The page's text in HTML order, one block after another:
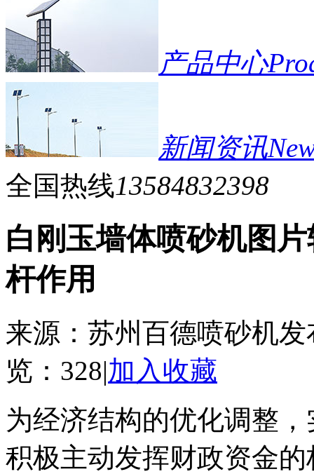
产品中心
新闻资讯
全国热线13584832398
白刚玉墙体喷砂机图
杆作用
来源：苏州百德喷砂机发
览： 328|加入收藏
为经济结构的优化调整
积极主动发挥财政资金